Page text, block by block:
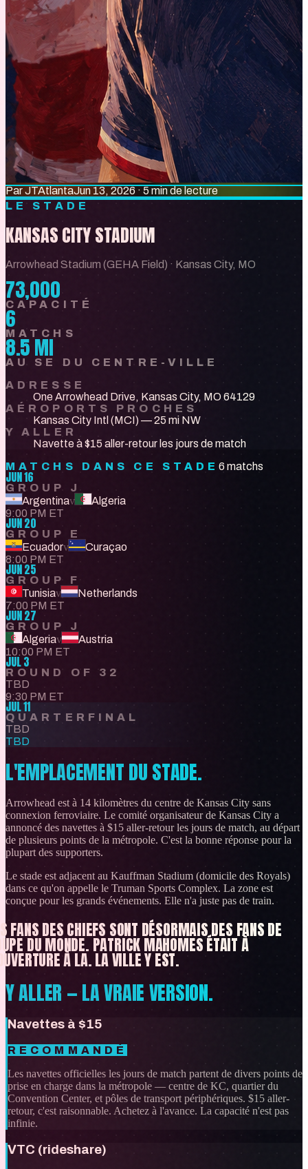
ParJTAtlantaJun 13, 2026 · 5 min de lecture
LE STADE
KANSAS CITY STADIUM
Arrowhead Stadium (GEHA Field) · Kansas City, MO
73,000
CAPACITÉ
6
MATCHS
8.5 MI
AU SE DU CENTRE-VILLE
ADRESSE
One Arrowhead Drive, Kansas City, MO 64129
AÉROPORTS PROCHES
Kansas City Intl (MCI) — 25 mi NW
Y ALLER
Navette à $15 aller-retour les jours de match
MATCHS DANS CE STADE6 matchs
JUN 16
GROUP J
Argentinav
Algeria
9:00 PM ET
JUN 20
GROUP E
Ecuadorv
Curaçao
8:00 PM ET
JUN 25
GROUP F
Tunisiav
Netherlands
7:00 PM ET
JUN 27
GROUP J
Algeriav
Austria
10:00 PM ET
JUL 3
ROUND OF 32
TBD
9:30 PM ET
JUL 11
QUARTERFINAL
TBD
TBD
L'EMPLACEMENT DU STADE.
Arrowhead est à 14 kilomètres du centre de Kansas City sans
connexion ferroviaire. Le comité organisateur de Kansas City a
annoncé des navettes à $15 aller-retour les jours de match, au départ
de plusieurs points de la métropole. C'est la bonne réponse pour la
plupart des supporters.
Le stade est adjacent au Kauffman Stadium (domicile des Royals)
dans ce qu'on appelle le Truman Sports Complex. La zone est
conçue pour les grands événements. Elle n'a juste pas de train.
FANS DES CHIEFS SONT DÉSORMAIS DES FANS DE
DU MONDE. PATRICK MAHOMES ÉTAIT À
À LA. LA VILLE Y EST.
Y ALLER — LA VRAIE VERSION.
Navettes à $15
RECOMMANDÉ
Les navettes officielles les jours de match partent de divers points de
prise en charge dans la métropole — centre de KC, quartier du
Convention Center, et pôles de transport périphériques. $15 aller-
retour, c'est raisonnable. Achetez à l'avance. La capacité n'est pas
infinie.
VTC (rideshare)